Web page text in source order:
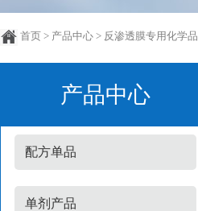
首页 > 产品中心 > 反渗透膜专用化学品
产品中心
配方单品
单剂产品